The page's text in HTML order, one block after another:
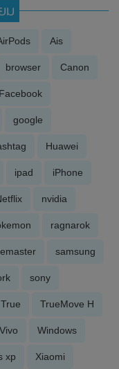
ม
Ais
browser Canon
Facebook
google
Huawei
ipad iPhone
nvidia
ragnarok
samsung
sony
True TrueMove H
Vivo Windows
xp Xiaomi